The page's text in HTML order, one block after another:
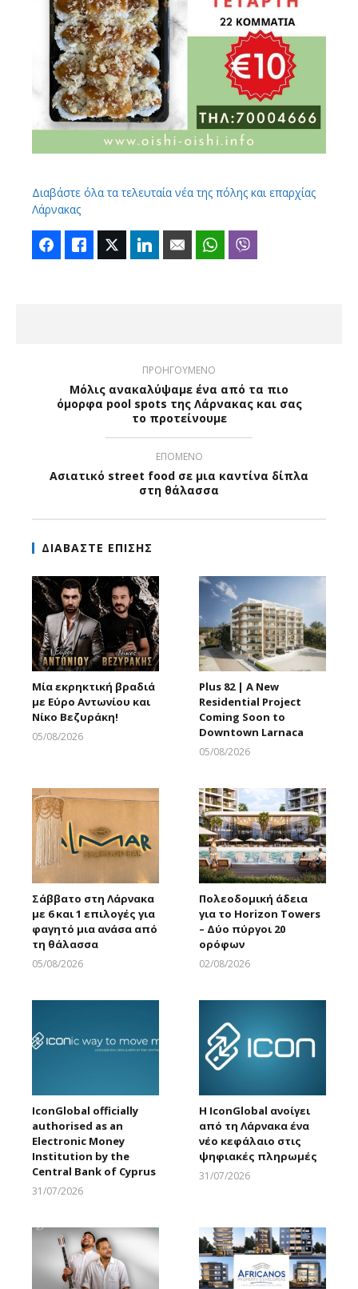
Διαβάστε όλα τα τελευταία νέα της πόλης και επαρχίας
Λάρνακας
FacebookLike Twitter LinkedIn Email WhatsApp
ΠΡΟΗΓΟΥΜΕΝΟ
Μόλις ανακαλύψαμε ένα από τα πιο
όμορφα pool spots της Λάρνακας και σας
το προτείνουμε
ΕΠΟΜΕΝΟ
Ασιατικό street food σε μια καντίνα δίπλα
στη θάλασσα
ΔΙΑΒΑΣΤΕ ΕΠΙΣΗΣ
Μία εκρηκτική βραδιά
με Εύρο Αντωνίου και
Νίκο Βεζυράκη!
05/08/2026
Plus 82 | A New
Residential Project
Coming Soon to
Downtown Larnaca
05/08/2026
Σάββατο στη Λάρνακα
με 6 και 1 επιλογές για
φαγητό μια ανάσα από
τη θάλασσα
05/08/2026
Πολεοδομική άδεια
για το Horizon Towers
– Δύο πύργοι 20
ορόφων
02/08/2026
IconGlobal officially
authorised as an
Electronic Money
Institution by the
Central Bank of Cyprus
31/07/2026
Η IconGlobal ανοίγει
από τη Λάρνακα ένα
νέο κεφάλαιο στις
ψηφιακές πληρωμές
31/07/2026